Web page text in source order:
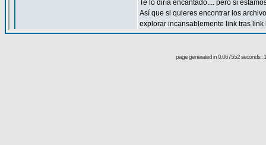
page generated in 0.067552 seconds :